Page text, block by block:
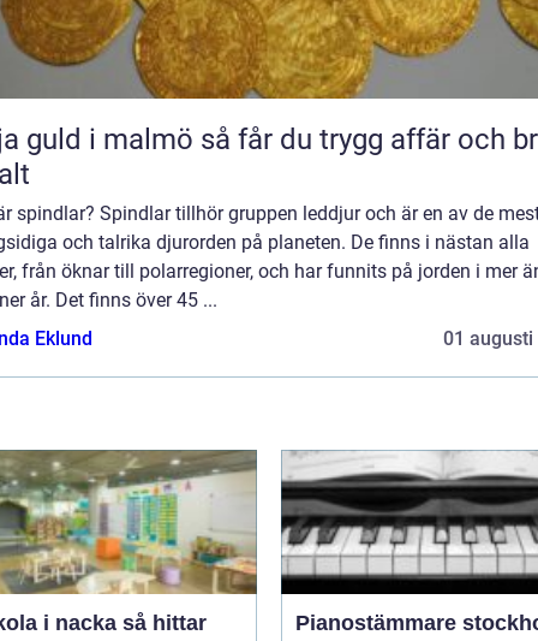
i malmö så får du trygg affär och bra
spindlar? Spindlar tillhör gruppen leddjur och är en av de
och talrika djurorden på planeten. De finns i nästan alla
från öknar till polarregioner, och har funnits på jorden i mer
år. Det finns över 45 ...
Eklund
01 augusti
i nacka så hittar
Pianostämmare